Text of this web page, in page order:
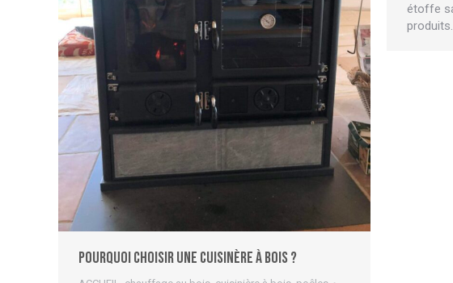
Pourquoi choisir une cuisinère à bois ?
étoffe